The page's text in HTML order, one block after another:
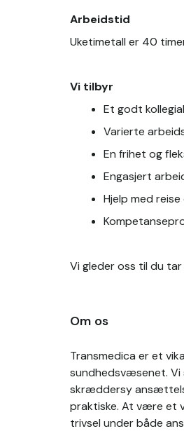
Arbeidstid
Uketimetall er 40
Vi tilbyr
Et godt
Varierte
En frihet og
Engasjert
Hjelp med
Vi gleder oss til du
Om os
Transmedica er et
sundhedsvæsenet. Vi
skræddersy
praktiske. At være et
trivsel under både